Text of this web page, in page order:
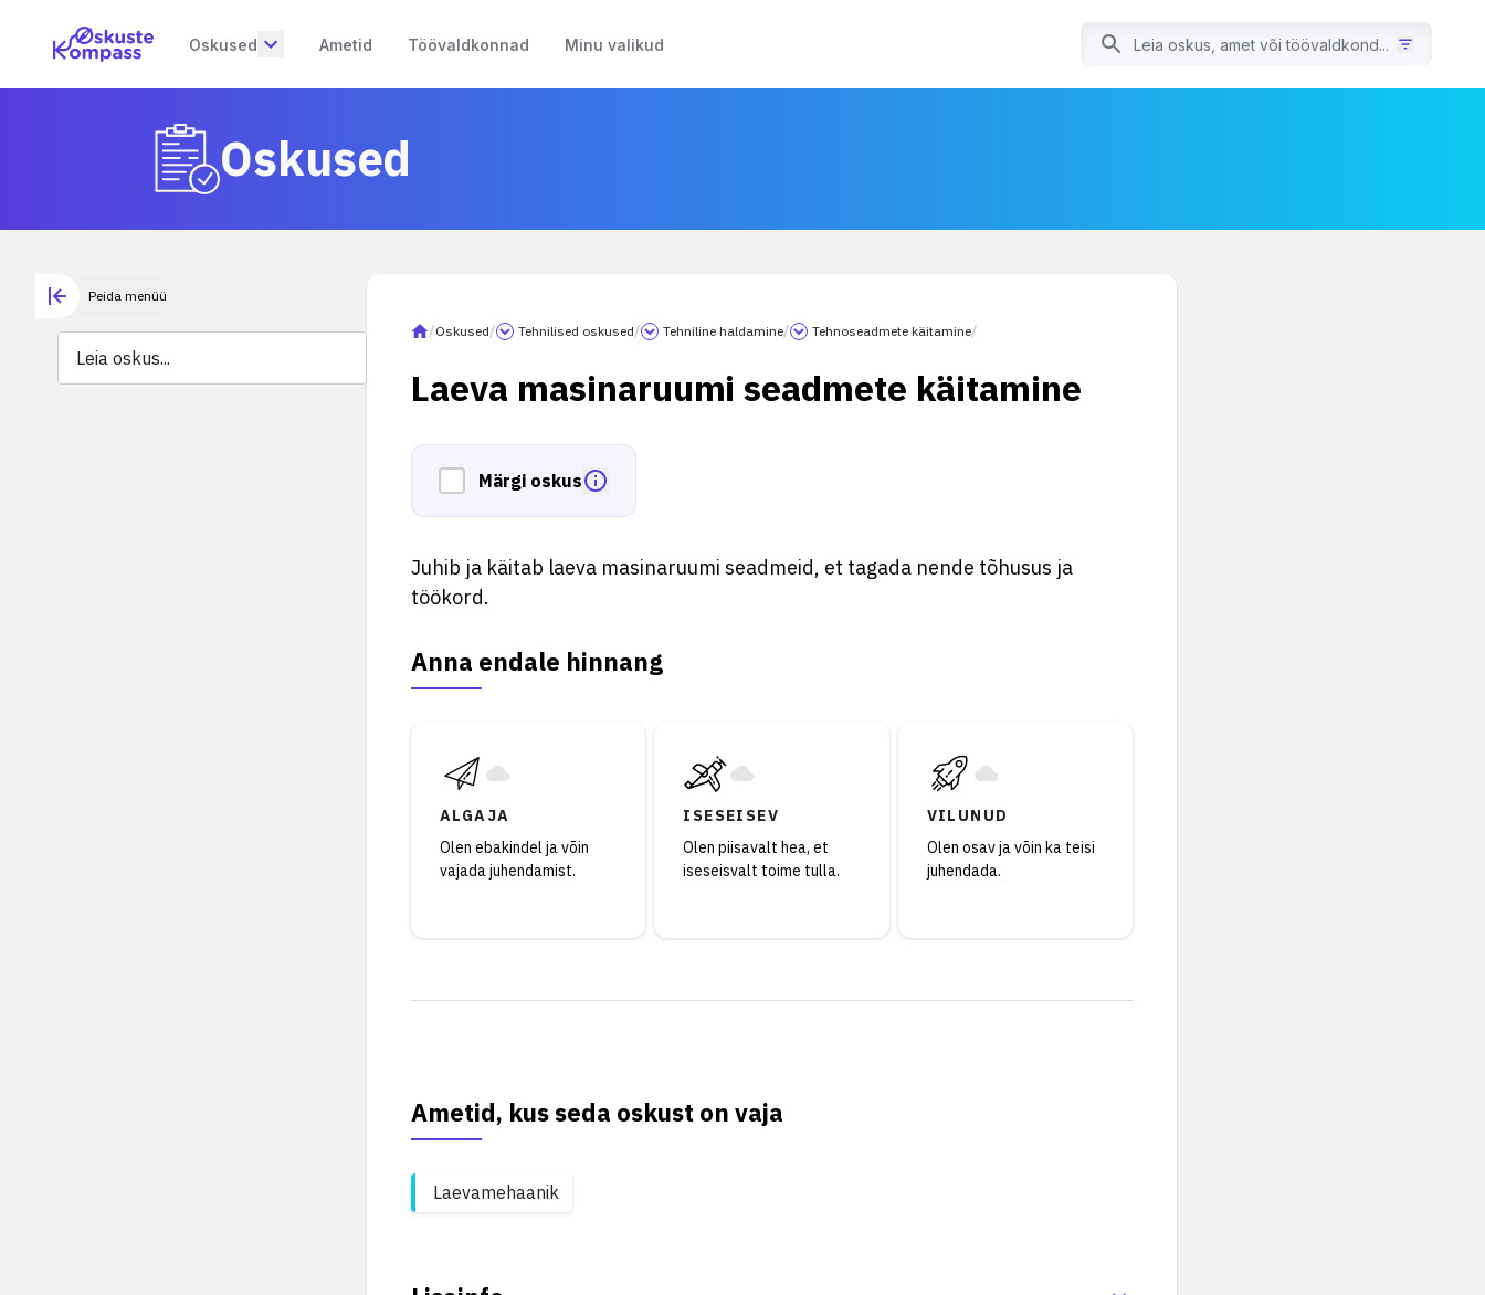
Oskused Ametid Töövaldkonnad Minu valikud
Oskused
Peida menüü
/Oskused/ Tehnilised oskused/ Tehniline haldamine/ Tehnoseadmete käitamine/
Laeva masinaruumi seadmete käitamine
Märgi oskus
Juhib ja käitab laeva masinaruumi seadmeid, et tagada nende tõhusus ja
töökord.
Anna endale hinnang
ALGAJA
Olen ebakindel ja võin
vajada juhendamist.
ISESEISEV
Olen piisavalt hea, et
iseseisvalt toime tulla.
VILUNUD
Olen osav ja võin ka teisi
juhendada.
Ametid, kus seda oskust on vaja
Laevamehaanik